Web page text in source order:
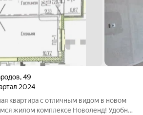
,49
2024
квaртирa с отличным видом в новом
жилом комплексе Новоленд! Удобная